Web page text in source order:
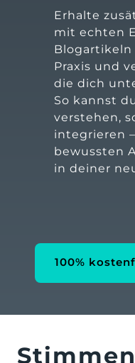
Erhalte
mit echten
Blogartikeln
Praxis und
die dich
So kannst
verstehen,
integrieren
bewussten
in deiner
100%